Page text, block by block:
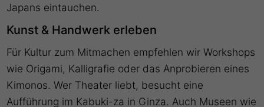
Japans eintauchen.
Kunst & Handwerk erleben
Für Kultur zum Mitmachen empfehlen wir Workshops
wie Origami, Kalligrafie oder das Anprobieren eines
Kimonos. Wer Theater liebt, besucht eine
Aufführung im Kabuki-za in Ginza. Auch Museen wie